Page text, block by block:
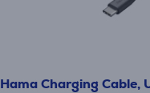
Hama Charging Cable,